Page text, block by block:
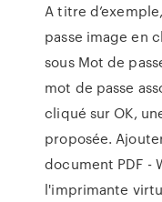
A titre
passe image en
sous Mot de
mot de passe
cliqué sur OK,
proposée.
document PDF -
l'imprimante